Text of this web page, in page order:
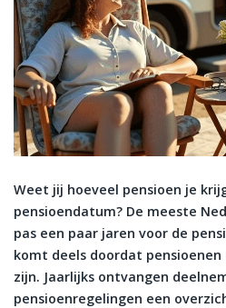
Weet jij hoeveel pensioen je
pensioendatum? De meeste
pas een paar jaren voor de
komt deels doordat
zijn. Jaarlijks ontvangen
pensioenregelingen een